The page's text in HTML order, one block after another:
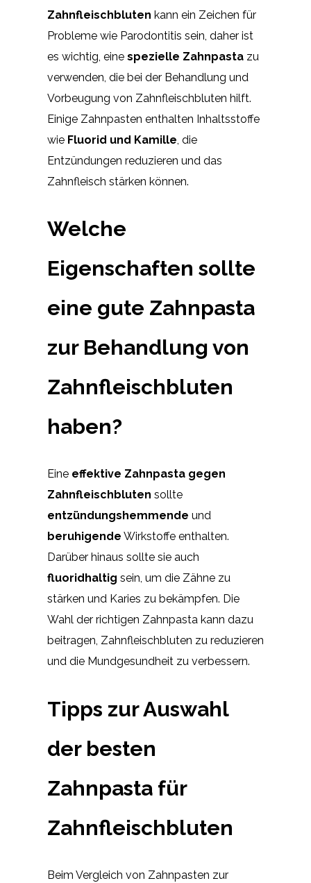
Zahnfleischbluten kann ein Zeichen für
Probleme wie Parodontitis sein, daher ist
es wichtig, eine spezielle Zahnpasta zu
verwenden, die bei der Behandlung und
Vorbeugung von Zahnfleischbluten hilft.
Einige Zahnpasten enthalten Inhaltsstoffe
wie Fluorid und Kamille , die
Entzündungen reduzieren und das
Zahnfleisch stärken können.
Welche
Eigenschaften sollte
eine gute Zahnpasta
zur Behandlung von
Zahnfleischbluten
haben?
Eine effektive Zahnpasta gegen
Zahnfleischbluten sollte
entzündungshemmende und
beruhigende Wirkstoffe enthalten.
Darüber hinaus sollte sie auch
fluoridhaltig sein, um die Zähne zu
stärken und Karies zu bekämpfen. Die
Wahl der richtigen Zahnpasta kann dazu
beitragen, Zahnfleischbluten zu reduzieren
und die Mundgesundheit zu verbessern.
Tipps zur Auswahl
der besten
Zahnpasta für
Zahnfleischbluten
Beim Vergleich von Zahnpasten zur